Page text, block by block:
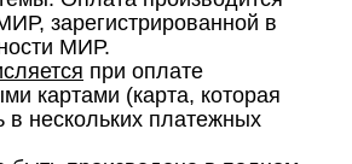
зарегистрированной в
МИР.
при оплате
картами (карта, которая
в нескольких платежных